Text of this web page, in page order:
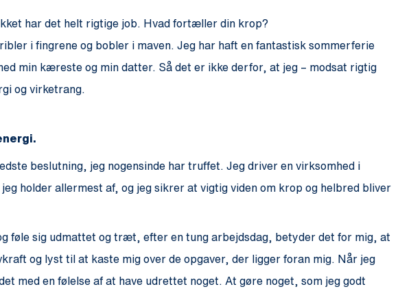
har det helt rigtige job. Hvad fortæller din krop?
i fingrene og bobler i maven. Jeg har haft en fantastisk sommerferie
min kæreste og min datter. Så det er ikke derfor, at jeg – modsat rigtig
og virketrang.
beslutning, jeg nogensinde har truffet. Jeg driver en virksomhed i
holder allermest af, og jeg sikrer at vigtig viden om krop og helbred bliver
føle sig udmattet og træt, efter en tung arbejdsdag, betyder det for mig, at
og lyst til at kaste mig over de opgaver, der ligger foran mig. Når jeg
med en følelse af at have udrettet noget. At gøre noget, som jeg godt